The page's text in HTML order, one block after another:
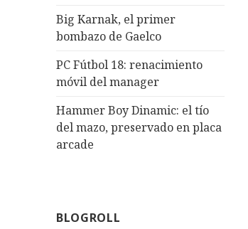
Big Karnak, el primer
bombazo de Gaelco
PC Fútbol 18: renacimiento
móvil del manager
Hammer Boy Dinamic: el tío
del mazo, preservado en placa
arcade
BLOGROLL